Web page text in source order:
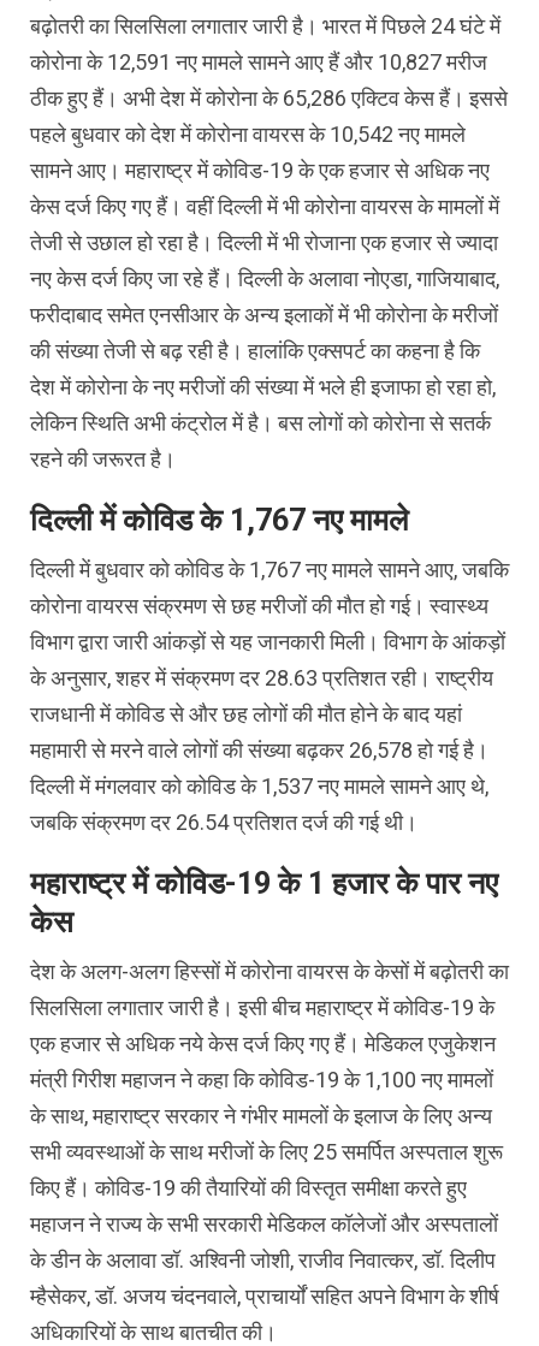
बढ़ोतरी का सिलसिला लगातार जारी है। भारत में पिछले 24 घंटे में
कोरोना के 12,591 नए मामले सामने आए हैं और 10,827 मरीज
ठीक हुए हैं। अभी देश में कोरोना के 65,286 एक्टिव केस हैं। इससे
पहले बुधवार को देश में कोरोना वायरस के 10,542 नए मामले
सामने आए। महाराष्ट्र में कोविड-19 के एक हजार से अधिक नए
केस दर्ज किए गए हैं। वहीं दिल्ली में भी कोरोना वायरस के मामलों में
तेजी से उछाल हो रहा है। दिल्ली में भी रोजाना एक हजार से ज्यादा
नए केस दर्ज किए जा रहे हैं। दिल्ली के अलावा नोएडा, गाजियाबाद,
फरीदाबाद समेत एनसीआर के अन्य इलाकों में भी कोरोना के मरीजों
की संख्या तेजी से बढ़ रही है। हालांकि एक्सपर्ट का कहना है कि
देश में कोरोना के नए मरीजों की संख्या में भले ही इजाफा हो रहा हो,
लेकिन स्थिति अभी कंट्रोल में है। बस लोगों को कोरोना से सतर्क
रहने की जरूरत है।
दिल्ली में कोविड के 1,767 नए मामले
दिल्ली में बुधवार को कोविड के 1,767 नए मामले सामने आए, जबकि
कोरोना वायरस संक्रमण से छह मरीजों की मौत हो गई। स्वास्थ्य
विभाग द्वारा जारी आंकड़ों से यह जानकारी मिली। विभाग के आंकड़ों
के अनुसार, शहर में संक्रमण दर 28.63 प्रतिशत रही। राष्ट्रीय
राजधानी में कोविड से और छह लोगों की मौत होने के बाद यहां
महामारी से मरने वाले लोगों की संख्या बढ़कर 26,578 हो गई है।
दिल्ली में मंगलवार को कोविड के 1,537 नए मामले सामने आए थे,
जबकि संक्रमण दर 26.54 प्रतिशत दर्ज की गई थी।
महाराष्ट्र में कोविड-19 के 1 हजार के पार नए
केस
देश के अलग-अलग हिस्सों में कोरोना वायरस के केसों में बढ़ोतरी का
सिलसिला लगातार जारी है। इसी बीच महाराष्ट्र में कोविड-19 के
एक हजार से अधिक नये केस दर्ज किए गए हैं। मेडिकल एजुकेशन
मंत्री गिरीश महाजन ने कहा कि कोविड-19 के 1,100 नए मामलों
के साथ, महाराष्ट्र सरकार ने गंभीर मामलों के इलाज के लिए अन्य
सभी व्यवस्थाओं के साथ मरीजों के लिए 25 समर्पित अस्पताल शुरू
किए हैं। कोविड-19 की तैयारियों की विस्तृत समीक्षा करते हुए
महाजन ने राज्य के सभी सरकारी मेडिकल कॉलेजों और अस्पतालों
के डीन के अलावा डॉ. अश्विनी जोशी, राजीव निवात्कर, डॉ. दिलीप
म्हैसेकर, डॉ. अजय चंदनवाले, प्राचार्यों सहित अपने विभाग के शीर्ष
अधिकारियों के साथ बातचीत की।